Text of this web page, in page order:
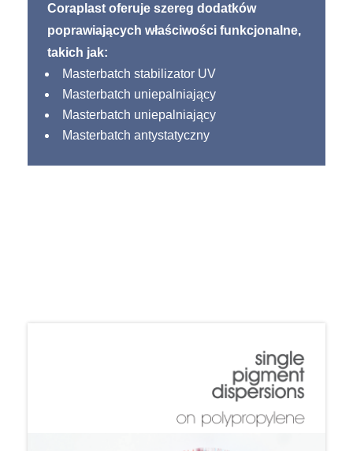
Coraplast oferuje szereg dodatków
poprawiających właściwości funkcjonalne,
takich jak:
Masterbatch stabilizator UV
Masterbatch uniepalniający
Masterbatch uniepalniający
Masterbatch antystatyczny